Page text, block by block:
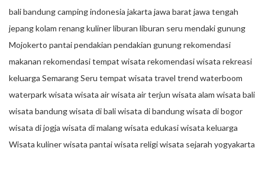
balibandungcampingindonesia jakarta jawa barat jawa tengah
jepangkolam renangkulinerliburan liburan seru mendaki gunung
Mojokerto pantaipendakian pendakian gunungrekomendasi
makanan rekomendasi tempat wisata rekomendasi wisata rekreasi
keluarga SemarangSeru tempat wisata travel trend waterboom
waterparkwisata wisata airwisata air terjun wisata alam wisata bali
wisata bandungwisata di baliwisata di bandungwisata di bogor
wisata di jogja wisata di malangwisata edukasiwisata keluarga
Wisata kulinerwisata pantaiwisata religiwisata sejarah yogyakarta